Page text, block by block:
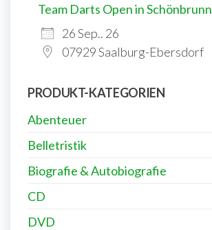
Team Darts Open in Schönbrunn
26 Sep.. 26
07929 Saalburg-Ebersdorf
PRODUKT-KATEGORIEN
Abenteuer
Belletristik
Biografie & Autobiografie
CD
DVD